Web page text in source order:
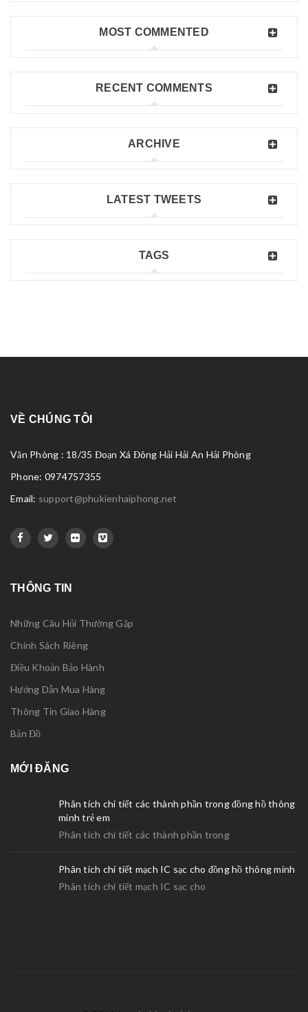
MOST COMMENTED
RECENT COMMENTS
ARCHIVE
LATEST TWEETS
TAGS
VỀ CHÚNG TÔI
Văn Phòng : 18/35 Đoạn Xá Đông Hải Hải An Hải Phòng
Phone: 0974757355
Email: support@phukienhaiphong.net
THÔNG TIN
Những Câu Hỏi Thường Gặp
Chính Sách Riêng
Điều Khoản Bảo Hành
Hướng Dẫn Mua Hàng
Thông Tin Giao Hàng
Bản Đồ
MỚI ĐĂNG
Phân tích chi tiết các thành phần trong đồng hồ thông
minh trẻ em
Phân tích chi tiết các thành phần trong
Phân tích chi tiết mạch IC sạc cho đồng hồ thông minh
Phân tích chi tiết mạch IC sạc cho